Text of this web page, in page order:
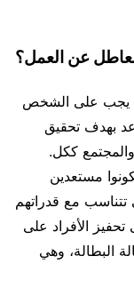
عن العمل؟
يجب على الشخص
بهدف تحقيق
ككل.
مستعدين
تتناسب مع قدراتهم
الأفراد على
البطالة، وهي